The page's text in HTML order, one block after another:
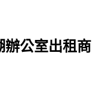
辦公室出租商